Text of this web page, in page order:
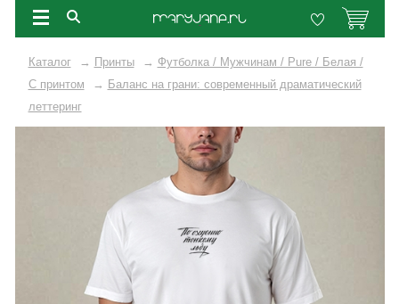
Каталог → Принты → Футболка / Мужчинам / Pure / Белая /
C принтом
→ Баланс на грани: современный драматический
леттеринг